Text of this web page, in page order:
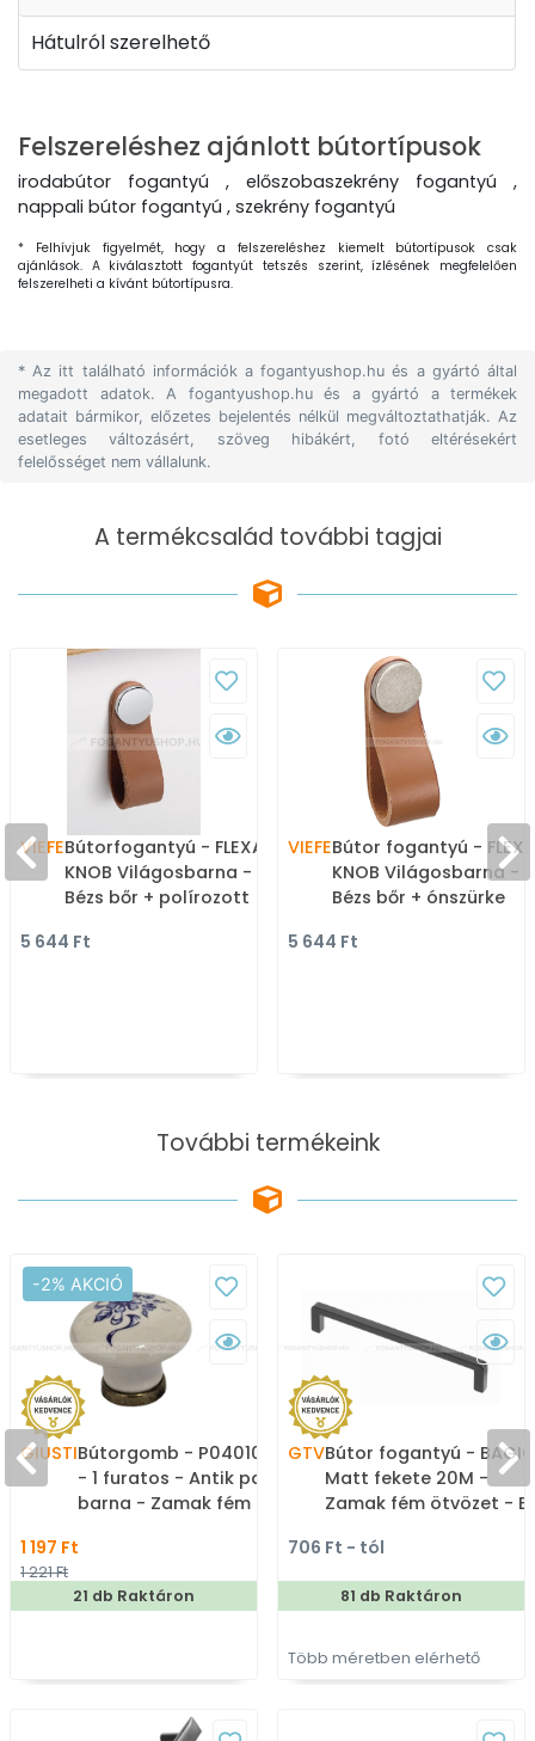
Hátulról szerelhető
Felszereléshez ajánlott bútortípusok
irodabútor fogantyú , előszobaszekrény fogantyú ,
nappali bútor fogantyú , szekrény fogantyú
* Felhívjuk figyelmét, hogy a felszereléshez kiemelt bútortípusok csak
ajánlások. A kiválasztott fogantyút tetszés szerint, ízlésének megfelelően
felszerelheti a kívánt bútortípusra.
* Az itt található információk a fogantyushop.hu és a gyártó által
megadott adatok. A fogantyushop.hu és a gyártó a termékek
adatait bármikor, előzetes bejelentés nélkül megváltoztathatják. Az
esetleges változásért, szöveg hibákért, fotó eltérésekért
felelősséget nem vállalunk.
A termékcsalád további tagjai
VIEFEBútorfogantyú - FLEXA
KNOB Világosbarna -
Bézs bőr + polírozott
ötvözet, Bőr - Bőrrel
5 644 Ft
VIEFEBútor fogantyú - FLEXA
KNOB Világosbarna -
Bézs bőr + ónszürke
ötvözet, Bőr - Bőrrel
5 644 Ft
További termékeink
-2% AKCIÓ
GIUSTIBútorgomb - P04010504
- 1 furatos - Antik patina
barna - Zamak fém
kombinált antikolt fém
gombfogantyú
1 197 Ft
1 221 Ft
21 db Raktáron
GTVBútor fogantyú -
Matt fekete 20M -
Zamak fém ötvözet -
színes fém
bútorfogantyú
706 Ft - tól
81 db Raktáron
Több méretben elérhető